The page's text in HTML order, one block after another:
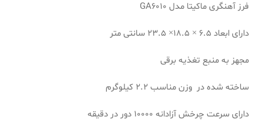
فرز آهنگری ماکیتا مدل GA6010
دارای ابعاد 6.5 × 18.5× 23.5 سانتی متر
مجهز به منبع تغذیه برقی
ساخته شده در وزن مناسب 2.2 کیلوگرم
دارای سرعت چرخش آزادانه 10000 دور در دقیقه